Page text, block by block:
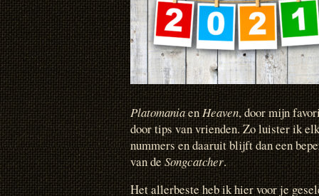
PlatomaniaenHeaven, door mijn
door tips van vrienden. Zo luister ik
nummers en daaruit blijft dan een
van deSongcatcher.
Het allerbeste heb ik hier voor je